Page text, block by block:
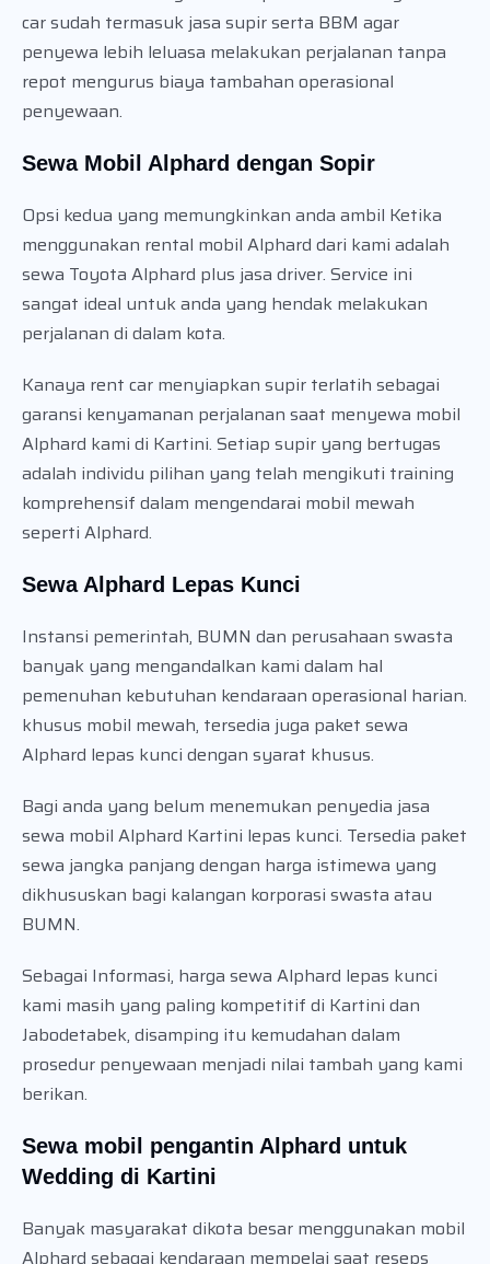
car sudah termasuk jasa supir serta BBM agar
penyewa lebih leluasa melakukan perjalanan tanpa
repot mengurus biaya tambahan operasional
penyewaan.
Sewa Mobil Alphard dengan Sopir
Opsi kedua yang memungkinkan anda ambil Ketika
menggunakan rental mobil Alphard dari kami adalah
sewa Toyota Alphard plus jasa driver. Service ini
sangat ideal untuk anda yang hendak melakukan
perjalanan di dalam kota.
Kanaya rent car menyiapkan supir terlatih sebagai
garansi kenyamanan perjalanan saat menyewa mobil
Alphard kami di Kartini. Setiap supir yang bertugas
adalah individu pilihan yang telah mengikuti training
komprehensif dalam mengendarai mobil mewah
seperti Alphard.
Sewa Alphard Lepas Kunci
Instansi pemerintah, BUMN dan perusahaan swasta
banyak yang mengandalkan kami dalam hal
pemenuhan kebutuhan kendaraan operasional harian.
khusus mobil mewah, tersedia juga paket sewa
Alphard lepas kunci dengan syarat khusus.
Bagi anda yang belum menemukan penyedia jasa
sewa mobil Alphard Kartini lepas kunci. Tersedia paket
sewa jangka panjang dengan harga istimewa yang
dikhususkan bagi kalangan korporasi swasta atau
BUMN.
Sebagai Informasi, harga sewa Alphard lepas kunci
kami masih yang paling kompetitif di Kartini dan
Jabodetabek, disamping itu kemudahan dalam
prosedur penyewaan menjadi nilai tambah yang kami
berikan.
Sewa mobil pengantin Alphard untuk
Wedding di Kartini
Banyak masyarakat dikota besar menggunakan mobil
Alphard sebagai kendaraan mempelai saat reseps